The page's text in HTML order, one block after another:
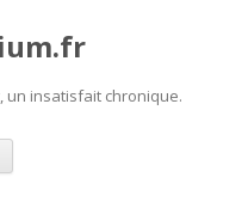
un insatisfait chronique.
Aller
contenu